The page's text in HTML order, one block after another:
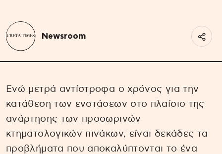
Newsroom
Ενώ μετρά αντίστροφα ο χρόνος για την
κατάθεση των ενστάσεων στο πλαίσιο της
ανάρτησης των προσωρινών
κτηματολογικών πινάκων, είναι δεκάδες τα
προβλήματα που αποκαλύπτονται το ένα